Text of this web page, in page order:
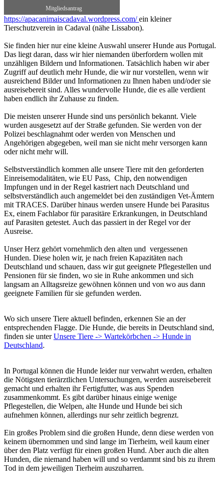
Mitgliedsantrag
https://apacanimaiscadaval.wordpress.com/ein kleiner
Tierschutzverein in Cadaval (nähe Lissabon).
Sie finden hier nur eine kleine Auswahl unserer Hunde aus Portugal.
Das liegt daran, dass wir hier niemanden überfordern wollen mit
unzähligen Bildern und Informationen. Tatsächlich haben wir aber
Zugriff auf deutlich mehr Hunde, die wir nur vorstellen, wenn wir
ausreichend Bilder und Informationen zu Ihnen haben und/oder sie
ausreisebereit sind. Alles wundervolle Hunde, die es alle verdient
haben endlich ihr Zuhause zu finden.
Die meisten unserer Hunde sind uns persönlich bekannt. Viele
wurden ausgesetzt auf der Straße gefunden. Sie werden von der
Polizei beschlagnahmt oder werden von Menschen und
Angehörigen abgegeben, weil man sie nicht mehr versorgen kann
oder nicht mehr will.
Selbstverständlich kommen alle unsere Tiere mit den geforderten
Einreisemodalitäten, wie EU Pass, Chip, den notwendigen
Impfungen und in der Regel kastriert nach Deutschland und
selbstverständlich auch angemeldet bei den zuständigen Vet-Ämtern
mit TRACES. Darüber hinaus werden unsere Hunde bei Parasitus
Ex, einem Fachlabor für parasitäre Erkrankungen, in Deutschland
auf Parasiten getestet. Auch das passiert in der Regel vor der
Ausreise.
Unser Herz gehört vornehmlich den alten und vergessenen
Hunden. Diese holen wir, je nach freien Kapazitäten nach
Deutschland und schauen, dass wir gut geeignete Pflegestellen und
Pensionen für sie finden, wo sie in Ruhe ankommen und sich
langsam an Alltagsreize gewöhnen können und von wo aus dann
geeignete Familien für sie gefunden werden.
Wo sich unsere Tiere aktuell befinden, erkennen Sie an der
entsprechenden Flagge. Die Hunde, die bereits in Deutschland sind,
finden sie unterUnsere Tiere -> Wartekörbchen -> Hunde in
Deutschland.
In Portugal können die Hunde leider nur verwahrt werden, erhalten
die Nötigsten tierärztlichen Untersuchungen, werden ausreisebereit
gemacht und erhalten ihr Fertigfutter, was aus Spenden
zusammenkommt. Es gibt darüber hinaus einige wenige
Pflegestellen, die Welpen, alte Hunde und Hunde bei sich
aufnehmen können, allerdings nur sehr zeitlich begrenzt.
Ein großes Problem sind die großen Hunde, denn diese werden von
keinem übernommen und sind lange im Tierheim, weil kaum einer
über den Platz verfügt für einen großen Hund. Aber auch die alten
Hunden, die niemand haben will und so verdammt sind bis zu ihrem
Tod in dem jeweiligen Tierheim auszuharren.